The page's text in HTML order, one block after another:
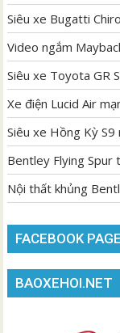
Siêu xe Bugatti
Video ngắm
Siêu xe Toyota GR
Xe điện Lucid Air
Siêu xe Hồng Kỳ
Bentley Flying
Nội thất khủng
FACEBOOK PAGE
BAOXEHOI.NET